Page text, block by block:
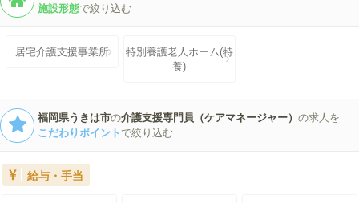
施設形態で絞り込む
居宅介護支援事業所
特別養護老人ホーム(特
養)
福岡県うきは市の介護支援専門員（ケアマネージャー）の求人を
こだわりポイント で絞り込む
給与・手当